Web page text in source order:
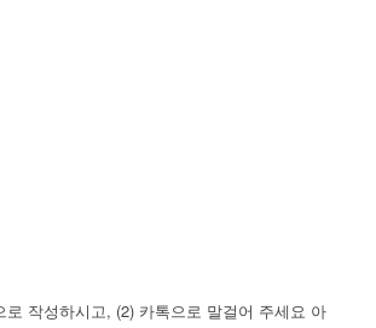
작성하시고, (2) 카톡으로 말걸어 주세요 아